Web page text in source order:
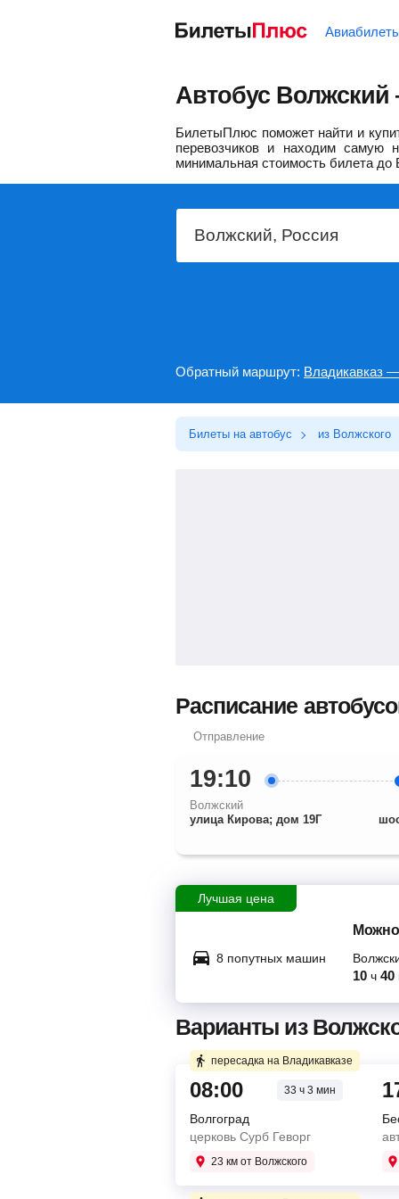
Автобус Волжский
БилетыПлюс поможет найти и
перевозчиков и находим самую
минимальная стоимость билета до
Обратный маршрут: Владикавказ
Билеты на автобус из Волжского
Расписание
Отправление
19:10
Волжский
улица Кирова; дом 19Г
Лучшая цена
8 попутных машин
Можно
10 ч 40
Варианты из
пересадка на Владикавказе
08:00 33 ч 3 мин
Волгоград
церковь Сурб Геворг
23 км от Волжского